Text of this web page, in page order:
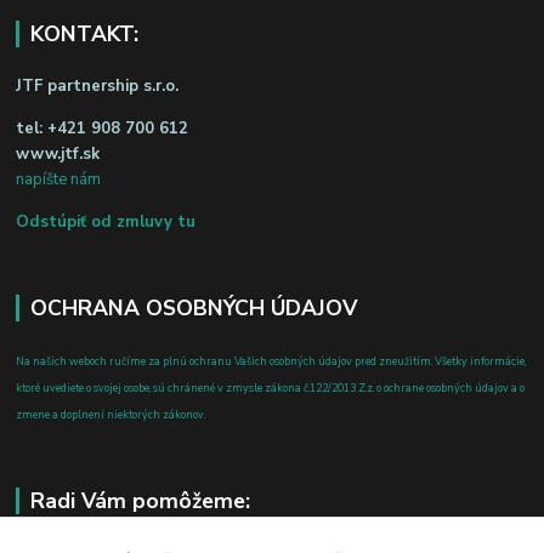
KONTAKT:
JTF partnership s.r.o.
tel: +421 908 700 612
www.jtf.sk
napíšte nám
Odstúpiť od zmluvy tu
OCHRANA OSOBNÝCH ÚDAJOV
Na našich weboch ručíme za plnú ochranu Vašich osobných údajov pred zneužitím. Všetky informácie,
ktoré uvediete o svojej osobe, sú chránené v zmysle zákona č.122/2013 Z.z. o ochrane osobných údajov a o
zmene a doplnení niektorých zákonov.
Radi Vám pomôžeme: